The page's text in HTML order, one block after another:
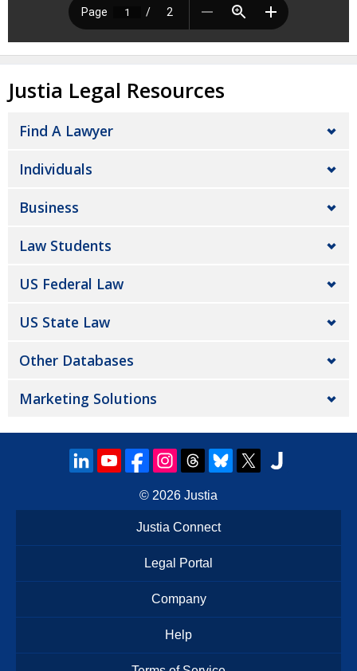
Justia Legal Resources
Find A Lawyer
Individuals
Business
Law Students
US Federal Law
US State Law
Other Databases
Marketing Solutions
© 2026 Justia
Justia Connect
Legal Portal
Company
Help